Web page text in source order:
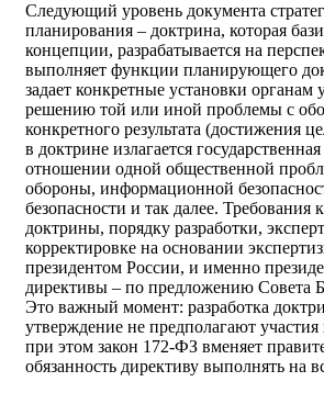
Следующий уровень документа
планирования – доктрина, которая
концепции, разрабатывается на
выполняет функции планирующего
задает конкретные установки органам
решению той или иной проблемы с
конкретного результата (достижения
в доктрине излагается
отношении одной общественной
обороны, информационной
безопасности и так далее. Требования
доктрины, порядку разработки,
корректировке на основании
президентом России, и именно
директивы – по предложению Совета
Это важный момент: разработка
утверждение не предполагают участия
при этом закон 172-ФЗ вменяет
обязанность директиву выполнять на